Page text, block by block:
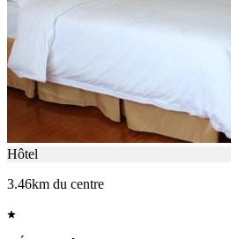
Hôtel
3.46km du centre